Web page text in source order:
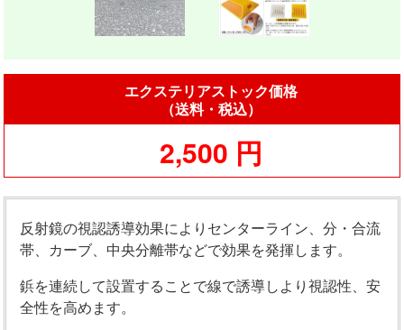
エクステリアストック価格
（送料・税込）
2,500 円
反射鏡の視認誘導効果によりセンターライン、分・合流
帯、カーブ、中央分離帯などで効果を発揮します。
鋲を連続して設置することで線で誘導しより視認性、安
全性を高めます。